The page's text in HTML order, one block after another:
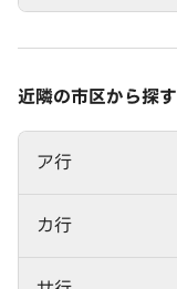
近隣の市区から探す
ア行
カ行